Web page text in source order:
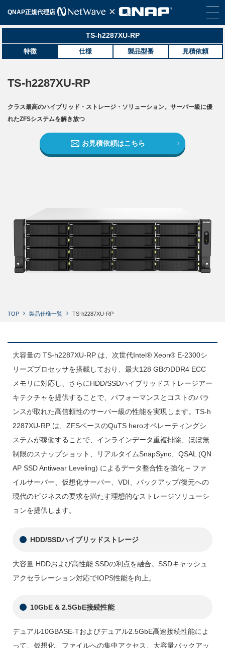
QNAP正規代理店
TS-h2287XU-RP
クラス最高のハイブリッド・ストレージ・ソリューション。サーバー級に優
れたZFSシステムを解き放つ
お見積依頼はこちら
TOP 製品仕様一覧 TS-h2287XU-RP
TS-h2287XU-RP
特徴 仕様 製品型番 見積依頼
大容量の TS-h2287XU-RP は、次世代Intel® Xeon® E-2300シ
リーズプロセッサを搭載しており、最大128 GBのDDR4 ECC
メモリに対応し、さらにHDD/SSDハイブリッドストレージアー
キテクチャを提供することで、パフォーマンスとコストのバラ
ンスが取れた高信頼性のサーバー級の性能を実現します。TS-h
2287XU-RP は、ZFSベースのQuTS heroオペレーティングシ
ステムが稼働することで、インラインデータ重複排除、ほぼ無
制限のスナップショット、リアルタイムSnapSync、QSAL (QN
AP SSD Antiwear Leveling) によるデータ整合性を強化 – ファ
イルサーバー、仮想化サーバー、VDI、バックアップ/復元への
現代のビジネスの要求を満たす理想的なストレージソリューシ
ョンを提供します。
HDD/SSDハイブリッドストレージ
大容量 HDDおよび高性能 SSDの利点を融合。SSDキャッシュ
アクセラレーション対応でIOPS性能を向上。
10GbE & 2.5GbE接続性能
デュアル10GBASE-Tおよびデュアル2.5GbE高速接続性能によ
って、仮想化、ファイルへの集中アクセス、大容量バックアッ